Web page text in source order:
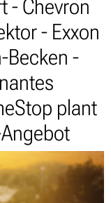
- Chevron
- Exxon
Becken -
plant